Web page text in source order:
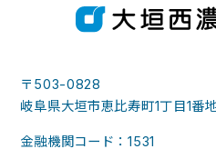
〒503-0828
岐阜県大垣市恵比寿町1丁目1番
金融機関コード：1531